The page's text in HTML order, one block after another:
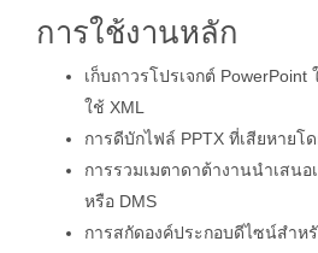
การใช้งานหลัก
เก็บถาวรโปรเจกต์
ใช้ XML
การดีบักไฟล์ PPTX ที่เสียหายโ
การรวมเมตาดาต้างานนำเสน
หรือ DMS
การสกัดองค์ประกอบดีไซน์สำห